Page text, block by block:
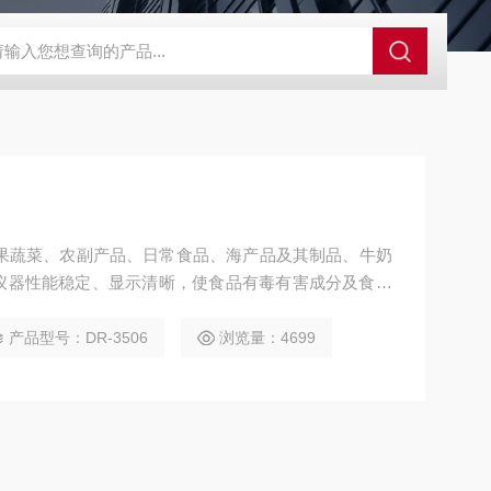
酶标仪 法国JRI无线监测系统 5008石油冰点测定仪 RVLM
蔬菜、农副产品、日常食品、海产品及其制品、牛奶
性能稳定、显示清晰，使食品有毒有害成分及食品
中心、工商执法部门、卫生监督部门、食品加工厂、
产品型号：DR-3506 浏览量：4699